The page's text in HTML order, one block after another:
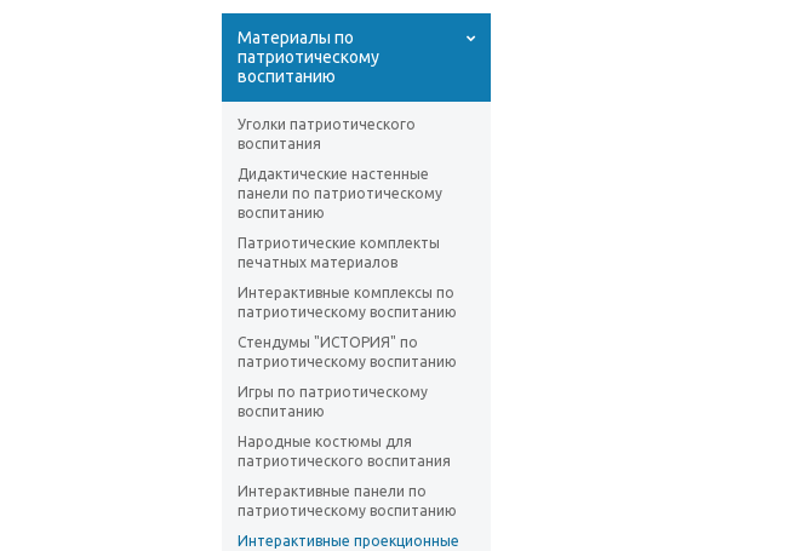
Материалы по
патриотическому
воспитанию
Уголки патриотического
воспитания
Дидактические настенные
панели по патриотическому
воспитанию
Патриотические комплекты
печатных материалов
Интерактивные комплексы по
патриотическому воспитанию
Стендумы "ИСТОРИЯ" по
патриотическому воспитанию
Игры по патриотическому
воспитанию
Народные костюмы для
патриотического воспитания
Интерактивные панели по
патриотическому воспитанию
Интерактивные проекционные